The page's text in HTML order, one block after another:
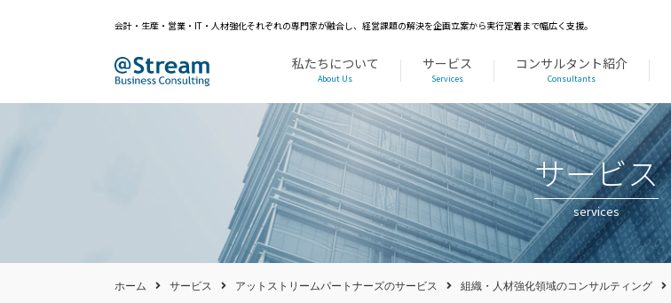
会計・生産・営業・IT・人材強化それぞれの専門家が融合し、経営課題の解決を企画立案から実行定着まで幅広く支援。
私たちについて
About Us
サービス
Services
コンサルタント紹介
Consultants
サービス
services
ホーム サービス アットストリームパートナーズのサービス 組織・人材強化領域のコンサルティング